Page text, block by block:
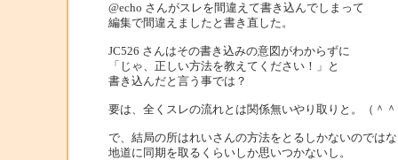
@echo さんがスレを間違えて書き込んでしまって
編集で間違えましたと書き直した。
JC526 さんはその書き込みの意図がわからずに
「じゃ、正しい方法を教えてください！」と
書き込んだと言う事では？
要は、全くスレの流れとは関係無いやり取りと。（＾＾
で、結局の所はれいさんの方法をとるしかないのではな
地道に同期を取るくらいしか思いつかないし。